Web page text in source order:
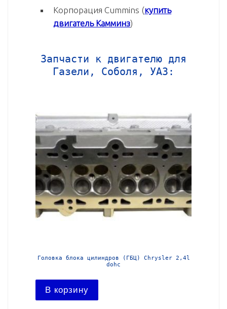
Корпорация Cummins (купить
двигатель Камминз)
Запчасти к двигателю для
Газели, Соболя, УАЗ:
Головка блока цилиндров (ГБЦ) Chrysler 2,4l
dohc
В корзину